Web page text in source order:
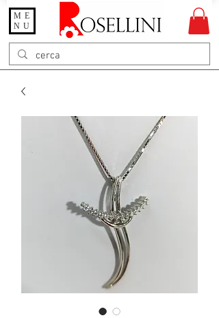
Gioielleria Rosellini
Rosellini online
ME
NU